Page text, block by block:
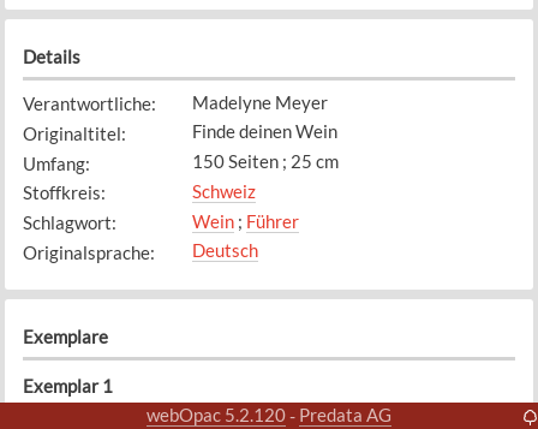
Details
Verantwortliche:
Madelyne Meyer
Originaltitel:
Finde deinen Wein
Umfang:
150 Seiten ; 25 cm
Stoffkreis:
Schweiz
Schlagwort: Wein; Führer
Originalsprache: Deutsch
Exemplare
Exemplar 1
Bibliothek
webOpac 5.2.120- Predata AG